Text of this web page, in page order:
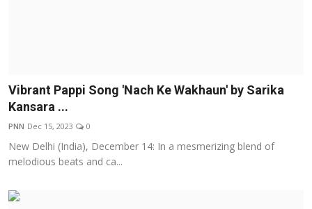
Vibrant Pappi Song 'Nach Ke Wakhaun' by Sarika
Kansara ...
PNN Dec 15, 2023 0
New Delhi (India), December 14: In a mesmerizing blend of
melodious beats and ca...